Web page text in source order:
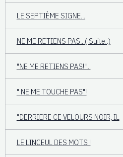
LE SEPTIÈME SIGNE...
NE ME RETIENS PAS...( Suite..)
"NE ME RETIENS PAS!"...
" NE ME TOUCHE PAS"!
"DERRIERE CE VELOURS NOIR, IL
LE LINCEUL DES MOTS !